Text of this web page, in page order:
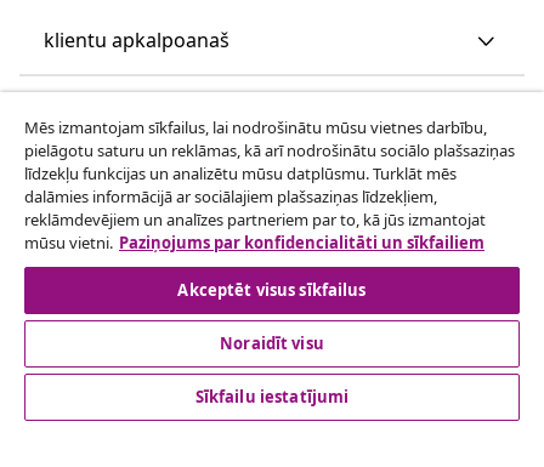
klientu apkalpoanaš
vidaXL
Apskatiet vairāk
Mēs izmantojam sīkfailus, lai nodrošinātu mūsu vietnes darbību,
pielāgotu saturu un reklāmas, kā arī nodrošinātu sociālo plašsaziņas
līdzekļu funkcijas un analizētu mūsu datplūsmu. Turklāt mēs
dalāmies informācijā ar sociālajiem plašsaziņas līdzekļiem,
reklāmdevējiem un analīzes partneriem par to, kā jūs izmantojat
mūsu vietni. Paziņojums par konfidencialitāti un sīkfailiem
Akceptēt visus sīkfailus
Noraidīt visu
Sīkfailu iestatījumi